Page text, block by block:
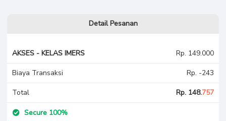
Detail Pesanan
AKSES - KELAS IMERS Rp. 149.000
Biaya Transaksi Rp. -243
Total Rp. 148.757
Secure 100%